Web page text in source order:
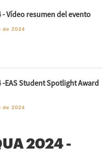
- Vídeo resumen del evento
de 2024
-EAS Student Spotlight Award
de 2024
2024 -